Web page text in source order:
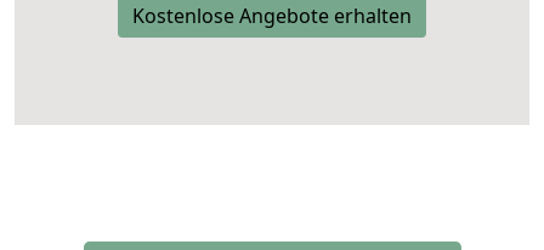
Kostenlose Angebote erhalten